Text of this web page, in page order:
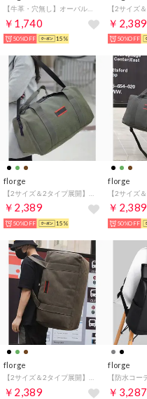
￥1,740
50%OFF 15%
￥2,389
50%OFF
florge
￥2,389
50%OFF 15%
florge
￥2,389
50%OFF
florge
￥2,389
florge
￥3,287